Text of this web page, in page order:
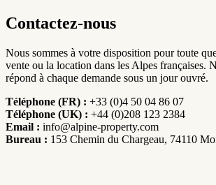
Contactez-nous
Nous sommes à votre disposition pour toute
vente ou la location dans les Alpes françaises.
répond à chaque demande sous un jour ouvré.
Téléphone (FR) : +33 (0)4 50 04 86 07
Téléphone (UK) : +44 (0)208 123 2384
Email : info@alpine-property.com
Bureau : 153 Chemin du Chargeau, 74110